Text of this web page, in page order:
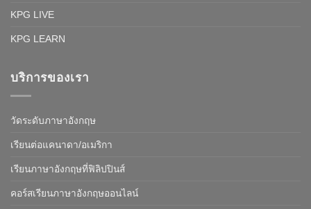
KPG LIVE
KPG LEARN
บริการของเรา
วัดระดับภาษาอังกฤษ
เรียนต่อแคนาดา/อเมริกา
เรียนภาษาอังกฤษที่ฟิลิปปินส์
คอร์สเรียนภาษาอังกฤษออนไลน์